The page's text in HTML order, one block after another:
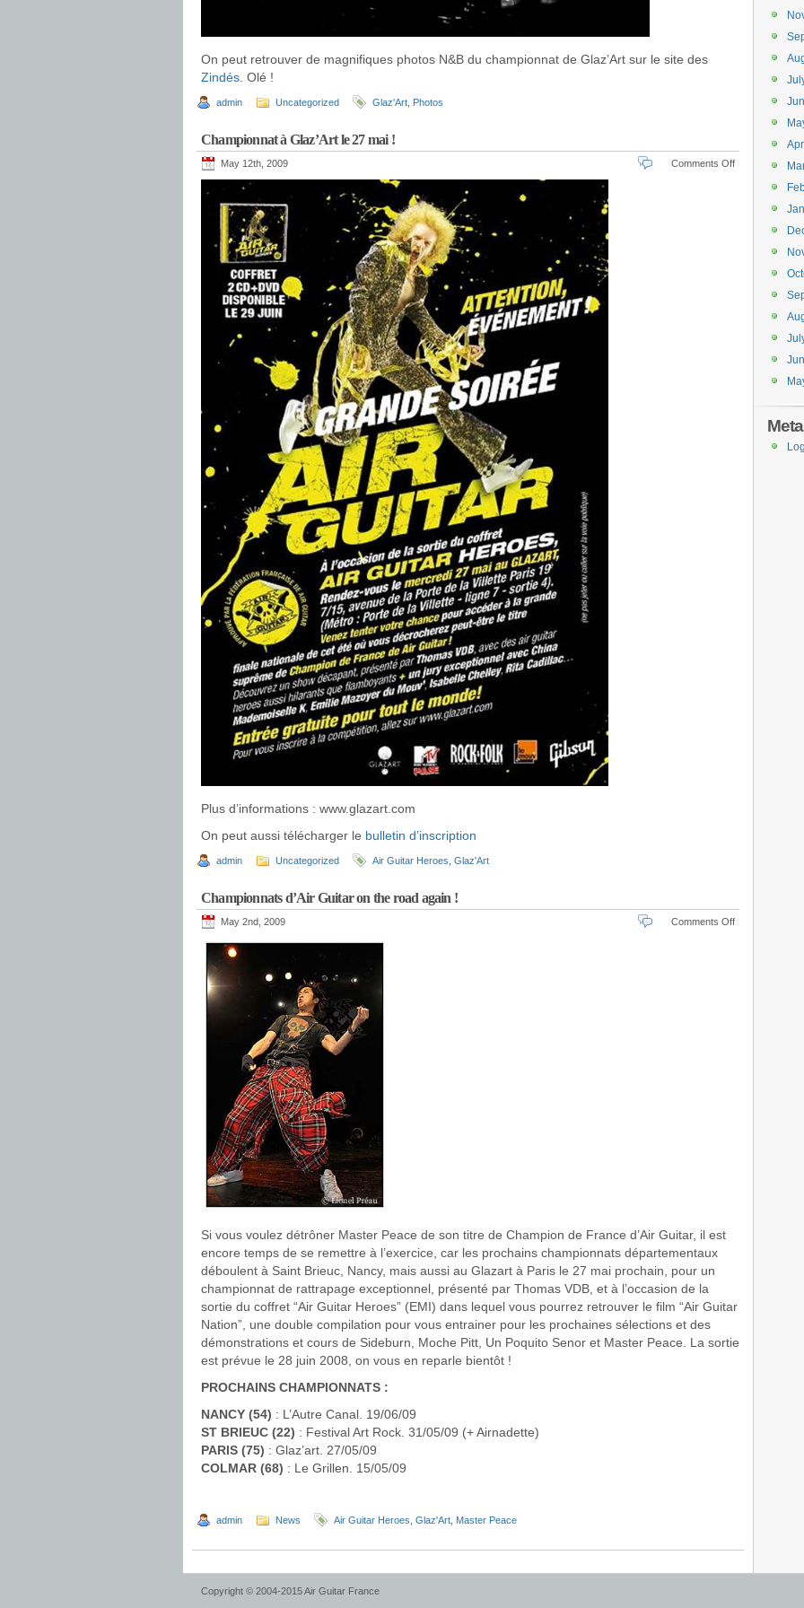
On peut retrouver de magnifiques photos N&B du championnat de Glaz’Art sur le site des
Zindés . Olé !
admin Uncategorized Glaz'Art Photos
Championnat à Glaz’Art le 27 mai !
May 12th, 2009 Comments Off
Glaz’Art
Plus d’informations : www.glazart.com
On peut aussi télécharger le bulletin d’inscription
admin Uncategorized Air Guitar Heroes Glaz'Art
Championnats d’Air Guitar on the road again !
May 2nd, 2009 Comments Off
Si vous voulez détrôner Master Peace de son titre de Champion de France d’Air Guitar, il est
encore temps de se remettre à l’exercice, car les prochains championnats départementaux
déboulent à Saint Brieuc, Nancy, mais aussi au Glazart à Paris le 27 mai prochain, pour un
championnat de rattrapage exceptionnel, présenté par Thomas VDB, et à l’occasion de la
sortie du coffret “Air Guitar Heroes” (EMI) dans lequel vous pourrez retrouver le film “Air Guitar
Nation”, une double compilation pour vous entrainer pour les prochaines sélections et des
démonstrations et cours de Sideburn, Moche Pitt, Un Poquito Senor et Master Peace. La sortie
est prévue le 28 juin 2008, on vous en reparle bientôt !
PROCHAINS CHAMPIONNATS :
NANCY (54) : L’Autre Canal. 19/06/09
ST BRIEUC (22) : Festival Art Rock. 31/05/09 (+ Airnadette)
PARIS (75) : Glaz’art. 27/05/09
COLMAR (68) : Le Grillen. 15/05/09
admin News Air Guitar Heroes Glaz'Art Master Peace
Meta
Copyright © 2004-2015 Air Guitar France